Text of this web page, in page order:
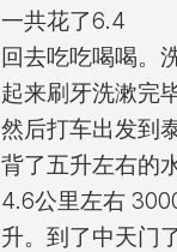
一共花了6.4
回去吃吃喝喝。
起来刷牙洗漱完
然后打车出发到
背了五升左右的
4.6公里左右
升。到了中天门